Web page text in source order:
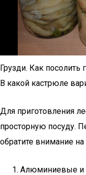
Грузди. Как посолить
В какой кастрюле
Для приготовления
просторную посуду.
обратите внимание на
Алюминиевые и